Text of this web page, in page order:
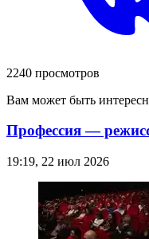
2240 просмотров
Вам может быть
Профессия —
19:19, 22 июл 2026